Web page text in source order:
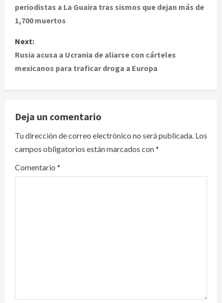
s
t
n
i
g
a
periodistas a La Guaira tras sismos que dejan más de
1,700 muertos
Next:
Rusia acusa a Ucrania de aliarse con cárteles
mexicanos para traficar droga a Europa
Deja un comentario
Tu dirección de correo electrónico no será publicada. Los
campos obligatorios están marcados con*
Comentario *